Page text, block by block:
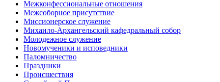
Межконфессиональные отношения
Межсоборное присутствие
Миссионерское служение
Михаило-Архангельский кафедральный собор
Молодежное служение
Новомученики и исповедники
Паломничество
Праздники
Происшествия